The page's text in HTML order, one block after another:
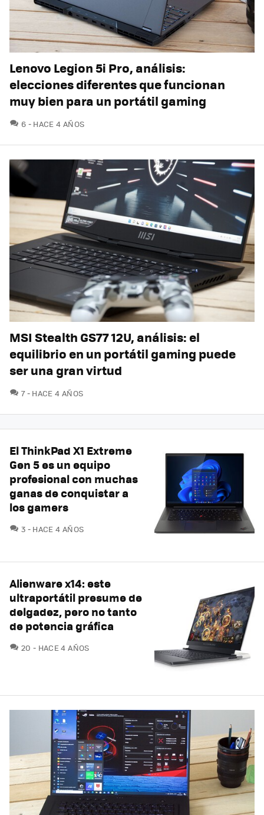
Lenovo Legion 5i Pro, análisis:
elecciones diferentes que funcionan
muy bien para un portátil gaming
6 COMENTARIOS
HACE 4 AÑOS
MSI Stealth GS77 12U, análisis: el
equilibrio en un portátil gaming puede
ser una gran virtud
7COMENTARIOS
HACE 4 AÑOS
El ThinkPad X1 Extreme
Gen 5 es un equipo
profesional con muchas
ganas de conquistar a
los gamers
3 COMENTARIOS
HACE 4 AÑOS
Alienware x14: este
ultraportátil presume de
delgadez, pero no tanto
de potencia gráfica
20 COMENTARIOS
HACE 4 AÑOS